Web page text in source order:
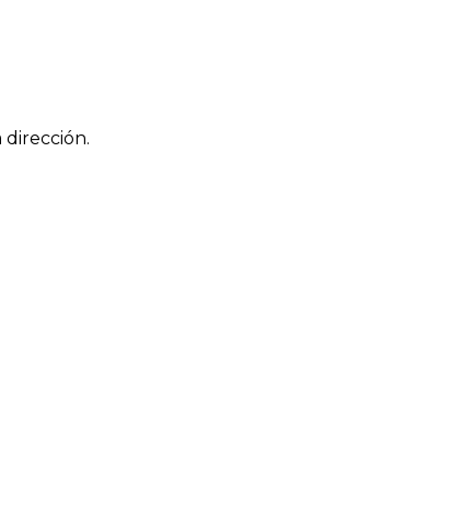
dirección.